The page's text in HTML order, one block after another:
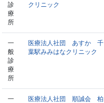
診
療
所
クリニック
一
般
診
療
所
医療法人社団 あすか 千
葉駅みみはなクリニック
一
医療法人社団 順誠会 柏